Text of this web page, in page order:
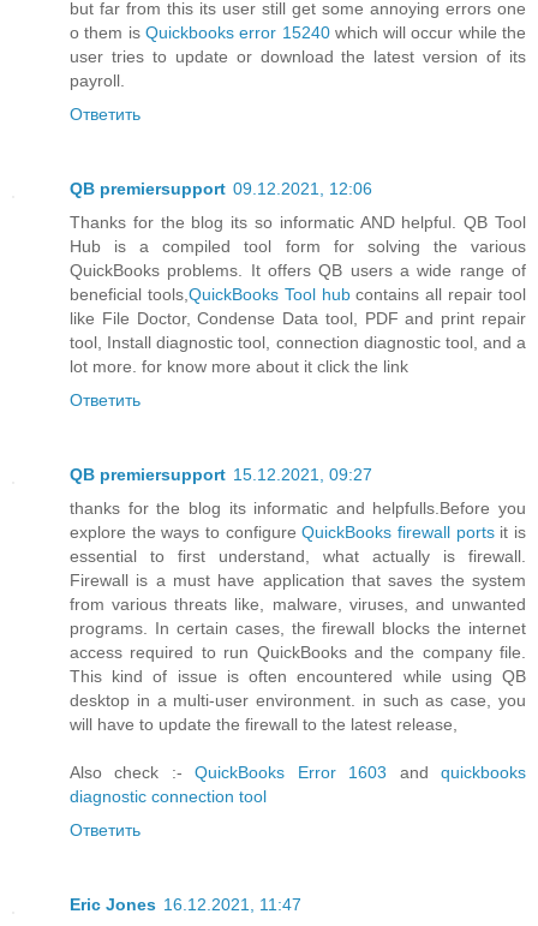
but far from this its user still get some annoying errors one
o them is Quickbooks error 15240 which will occur while the
user tries to update or download the latest version of its
payroll.
Ответить
QB premiersupport 09.12.2021, 12:06
Thanks for the blog its so informatic AND helpful. QB Tool
Hub is a compiled tool form for solving the various
QuickBooks problems. It offers QB users a wide range of
beneficial tools, QuickBooks Tool hubcontains all repair tool
like File Doctor, Condense Data tool, PDF and print repair
tool, Install diagnostic tool, connection diagnostic tool, and a
lot more. for know more about it click the link
Ответить
QB premiersupport 15.12.2021, 09:27
thanks for the blog its informatic and helpfulls.Before you
explore the ways to configure QuickBooks firewall ports it is
essential to first understand, what actually is firewall.
Firewall is a must have application that saves the system
from various threats like, malware, viruses, and unwanted
programs. In certain cases, the firewall blocks the internet
access required to run QuickBooks and the company file.
This kind of issue is often encountered while using QB
desktop in a multi-user environment. in such as case, you
will have to update the firewall to the latest release,
Also check :- QuickBooks Error 1603 andquickbooks
diagnostic connection tool
Ответить
Eric Jones 16.12.2021, 11:47